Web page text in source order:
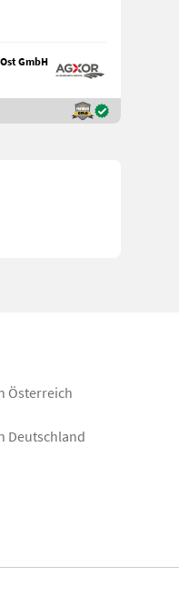
GmbH
Österreich
Deutschland